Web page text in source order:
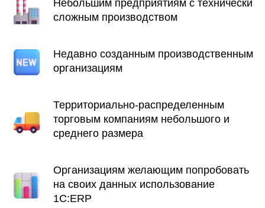
Небольшим предприятиям с технически
сложным производством
Недавно созданным производственным
организациям
Территориально-распределенным
торговым компаниям небольшого и
среднего размера
Организациям желающим попробовать
на своих данных использование
1С:ERP